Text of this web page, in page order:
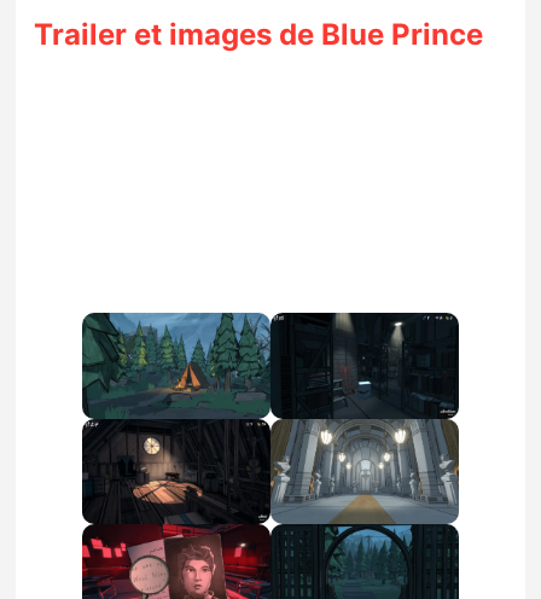
Trailer et images de Blue Prince